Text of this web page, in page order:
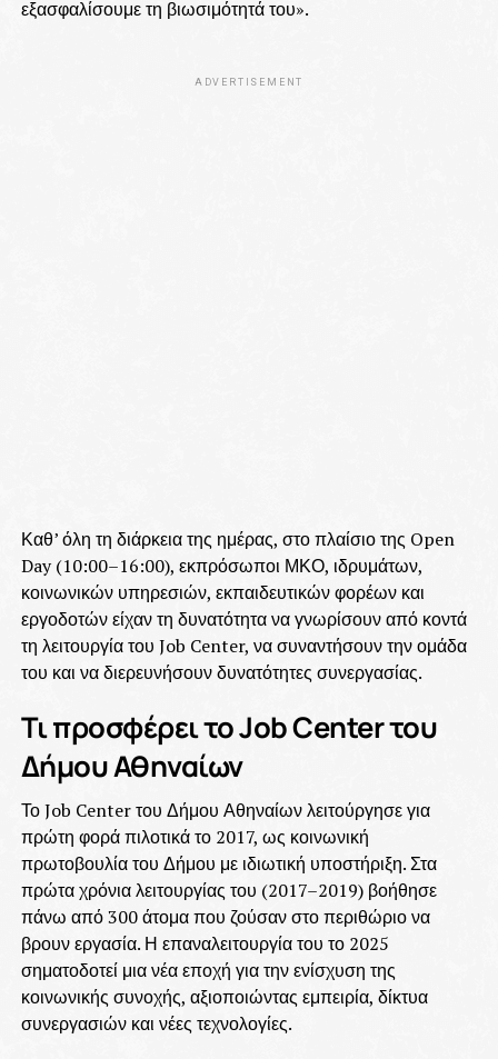
εξασφαλίσουμε τη βιωσιμότητά του».
ADVERTISEMENT
Καθ’ όλη τη διάρκεια της ημέρας, στο πλαίσιο της Open
Day (10:00–16:00), εκπρόσωποι ΜΚΟ, ιδρυμάτων,
κοινωνικών υπηρεσιών, εκπαιδευτικών φορέων και
εργοδοτών είχαν τη δυνατότητα να γνωρίσουν από κοντά
τη λειτουργία του Job Center, να συναντήσουν την ομάδα
του και να διερευνήσουν δυνατότητες συνεργασίας.
Τι προσφέρει το Job Center του
Δήμου Αθηναίων
Το Job Center του Δήμου Αθηναίων λειτούργησε για
πρώτη φορά πιλοτικά το 2017, ως κοινωνική
πρωτοβουλία του Δήμου με ιδιωτική υποστήριξη. Στα
πρώτα χρόνια λειτουργίας του (2017–2019) βοήθησε
πάνω από 300 άτομα που ζούσαν στο περιθώριο να
βρουν εργασία. Η επαναλειτουργία του το 2025
σηματοδοτεί μια νέα εποχή για την ενίσχυση της
κοινωνικής συνοχής, αξιοποιώντας εμπειρία, δίκτυα
συνεργασιών και νέες τεχνολογίες.